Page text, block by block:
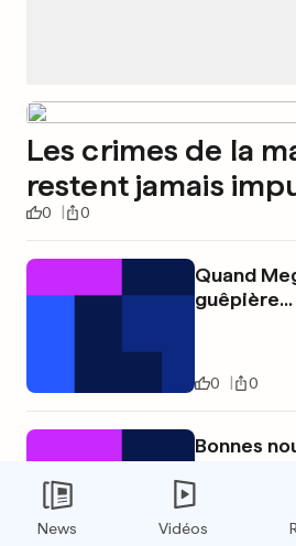
Les crimes de la
restent jamais
0 0
Quand
guêpière...
0 0
Bonnes
News Vidéos